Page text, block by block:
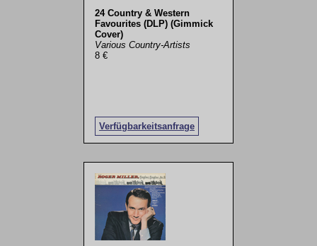
24 Country & Western
Favourites (DLP) (Gimmick
Cover)
Various Country-Artists
8 €
Verfügbarkeitsanfrage